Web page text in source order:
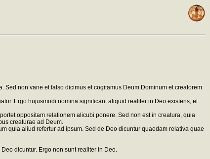
non vane et falso dicimus et cogitamus Deum Dominum et creatorem.
Ergo hujusmodi nomina significant aliquid realiter in Deo existens, et
oppositam relationem alicubi ponere. Sed non est in creatura, quia
creaturae ad Deum.
quia aliud refertur ad ipsum. Sed de Deo dicuntur quaedam relativa quae
dicuntur. Ergo non sunt realiter in Deo.